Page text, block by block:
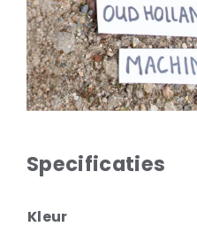
SCHOUWEN
TRAPPEN
PORSELEINEN BAKKEN
Specificaties
Kleur